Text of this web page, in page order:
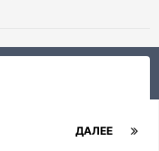
ДАЛЕЕ